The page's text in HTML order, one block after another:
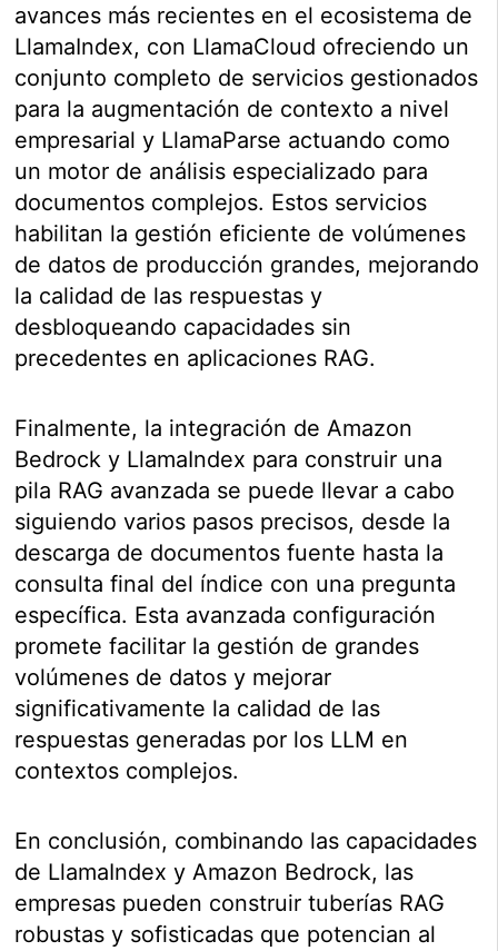
avances más recientes en el ecosistema de
LlamaIndex, con LlamaCloud ofreciendo un
conjunto completo de servicios gestionados
para la augmentación de contexto a nivel
empresarial y LlamaParse actuando como
un motor de análisis especializado para
documentos complejos. Estos servicios
habilitan la gestión eficiente de volúmenes
de datos de producción grandes, mejorando
la calidad de las respuestas y
desbloqueando capacidades sin
precedentes en aplicaciones RAG.
Finalmente, la integración de Amazon
Bedrock y LlamaIndex para construir una
pila RAG avanzada se puede llevar a cabo
siguiendo varios pasos precisos, desde la
descarga de documentos fuente hasta la
consulta final del índice con una pregunta
específica. Esta avanzada configuración
promete facilitar la gestión de grandes
volúmenes de datos y mejorar
significativamente la calidad de las
respuestas generadas por los LLM en
contextos complejos.
En conclusión, combinando las capacidades
de LlamaIndex y Amazon Bedrock, las
empresas pueden construir tuberías RAG
robustas y sofisticadas que potencian al